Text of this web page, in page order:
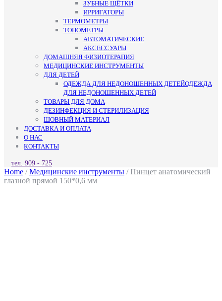
ЗУБНЫЕ ЩЁТКИ
ИРРИГАТОРЫ
ТЕРМОМЕТРЫ
ТОНОМЕТРЫ
АВТОМАТИЧЕСКИЕ
АКСЕССУАРЫ
ДОМАШНЯЯ ФИЗИОТЕРАПИЯ
МЕДИЦИНСКИЕ ИНСТРУМЕНТЫ
ДЛЯ ДЕТЕЙ
ОДЕЖДА ДЛЯ НЕДОНОШЕННЫХ ДЕТЕЙОДЕЖДА
ДЛЯ НЕДОНОШЕННЫХ ДЕТЕЙ
ТОВАРЫ ДЛЯ ДОМА
ДЕЗИНФЕКЦИЯ И СТЕРИЛИЗАЦИЯ
ШОВНЫЙ МАТЕРИАЛ
ДОСТАВКА И ОПЛАТА
О НАС
КОНТАКТЫ
КНОПКА
ЗАКРЫТЬ
тел. 909 - 725
Home /Медицинские инструменты / Пинцет анатомический
глазной прямой 150*0,6 мм